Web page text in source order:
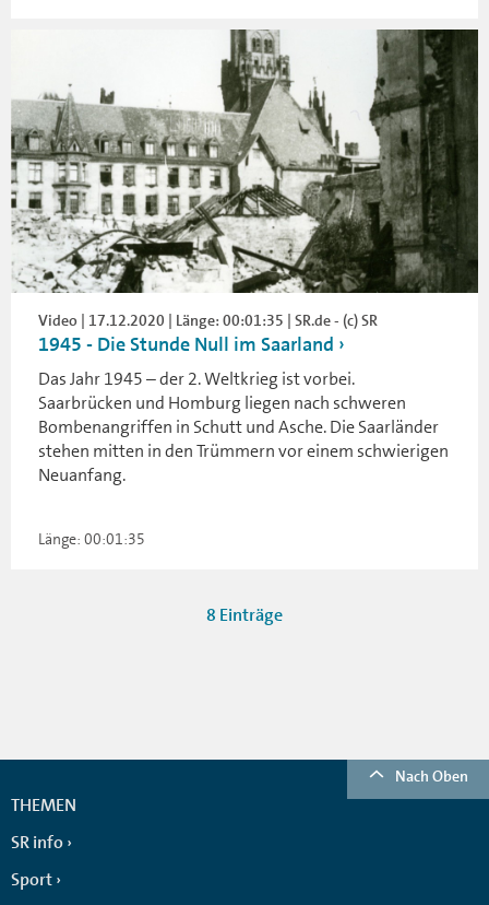
Video | 17.12.2020 | Länge: 00:01:35 | SR.de - (c) SR
1945 - Die Stunde Null im Saarland
Das Jahr 1945 – der 2. Weltkrieg ist vorbei.
Saarbrücken und Homburg liegen nach schweren
Bombenangriffen in Schutt und Asche. Die Saarländer
stehen mitten in den Trümmern vor einem schwierigen
Neuanfang.
Länge: 00:01:35
8 Einträge
Nach Oben
THEMEN
SR info
Sport